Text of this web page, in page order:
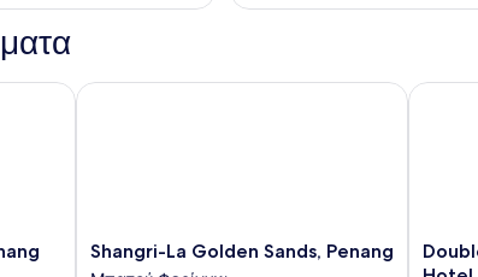
Shangri-
La
Shangri-La Golden Sands, Penang
Shangri-La Golden Sands, Penang
Resort